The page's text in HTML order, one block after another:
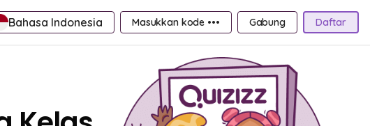
Bahasa Indonesia Masukkan kode ••• Gabung Daftar